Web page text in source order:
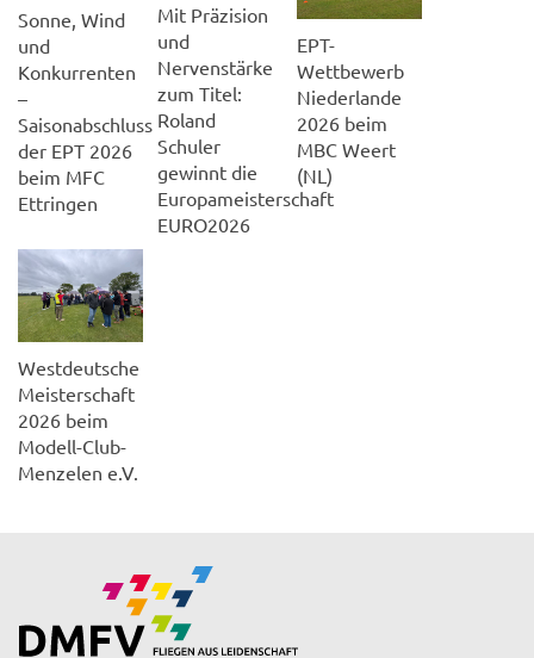
Sonne, Wind
und
Konkurrenten
–
Saisonabschluss
der EPT 2026
beim MFC
Ettringen
Mit Präzision
und
Nervenstärke
zum Titel:
Roland
Schuler
gewinnt die
Europameisterschaft
EURO2026
EPT-
Wettbewerb
Niederlande
2026 beim
MBC Weert
(NL)
Westdeutsche
Meisterschaft
2026 beim
Modell-Club-
Menzelen e.V.